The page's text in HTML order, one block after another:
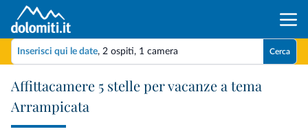
Inserisci qui le date, 2 ospiti, 1 camera Cerca
Affittacamere 5 stelle per vacanze a tema
Arrampicata